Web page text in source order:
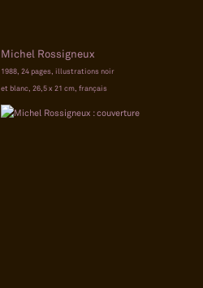
Michel Rossigneux
1988, 24 pages, illustrations noir
et blanc, 26,5 x 21 cm, français